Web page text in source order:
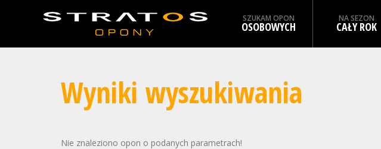
SZUKAM OPON
OSOBOWYCH
NA SEZON
CAŁY ROK
Wyniki wyszukiwania
Nie znaleziono opon o podanych parametrach!